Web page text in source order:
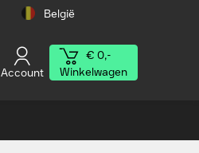
België
Account
€ 0,-
Winkelwagen